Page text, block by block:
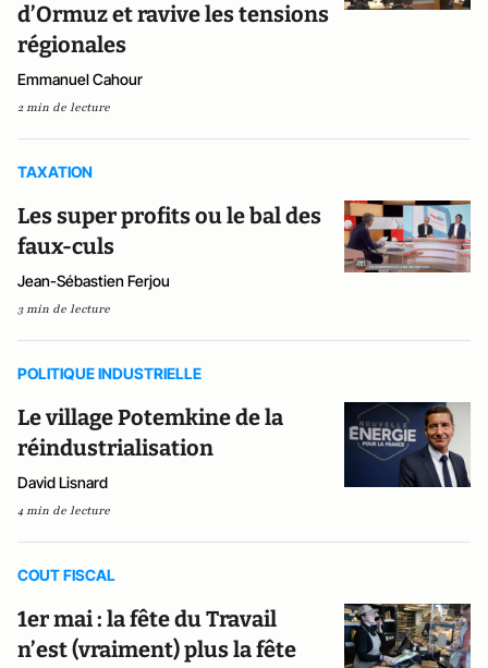
d’Ormuz et ravive les tensions
régionales
Emmanuel Cahour
2 min de lecture
TAXATION
Les super profits ou le bal des
faux-culs
Jean-Sébastien Ferjou
3 min de lecture
POLITIQUE INDUSTRIELLE
Le village Potemkine de la
réindustrialisation
David Lisnard
4 min de lecture
COUT FISCAL
1er mai : la fête du Travail
n’est (vraiment) plus la fête